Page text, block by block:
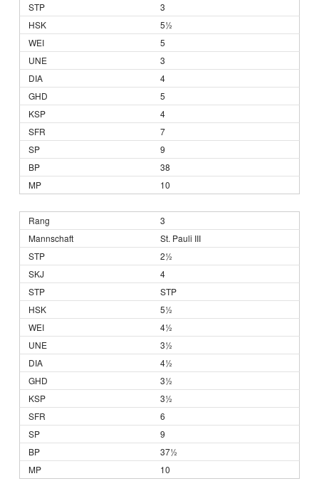
3
5½
5
3
4
5
4
7
9
38
10
3
St. Pauli III
2½
4
STP
5½
4½
3½
4½
3½
3½
6
9
37½
10